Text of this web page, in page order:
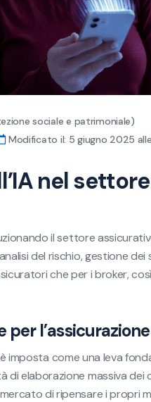
sociale e patrimoniale)
Modificato il: 5 giugno 2025
nel
il settore
del rischio, gestione dei
che per i broker,
per l’assicurazione
è imposta come una leva
di elaborazione massiva
di ripensare i propri